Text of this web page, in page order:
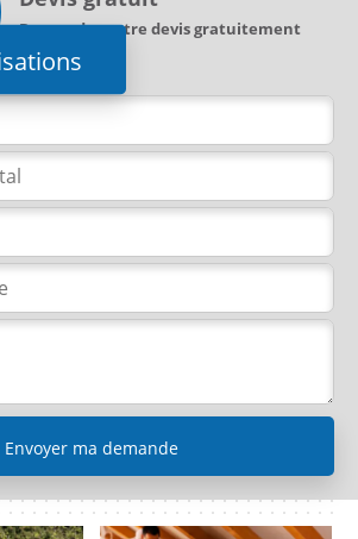
Demandez votre devis gratuitement